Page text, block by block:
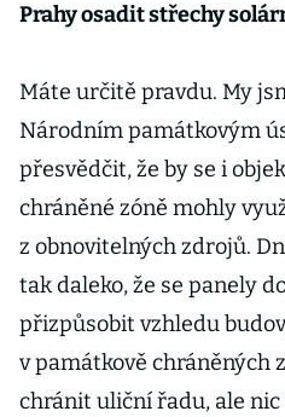
Prahy osadit střechy
Máte určitě pravdu. My
Národním památkovým
přesvědčit, že by se i
chráněné zóně mohly
z obnovitelných zdrojů.
tak daleko, že se panely
přizpůsobit vzhledu
v památkově chráněných
chránit uliční řadu, ale